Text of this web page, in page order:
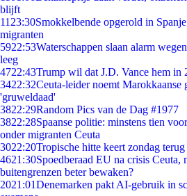
blijft
11 23:30Smokkelbende opgerold in
migranten
5922:53Waterschappen slaan alarm
leeg
4722:43Trump wil dat J.D. Vance hem in
3422:32Ceuta-leider noemt Marokkaanse
'gruweldaad'
3822:29Random Pics van de Dag #1977
3822:28Spaanse politie: minstens tien
onder migranten Ceuta
3022:20Tropische hitte keert zondag
4621:30Spoedberaad EU na crisis Ceuta,
buitengrenzen beter bewaken?
2021:01Denemarken pakt AI-gebruik in